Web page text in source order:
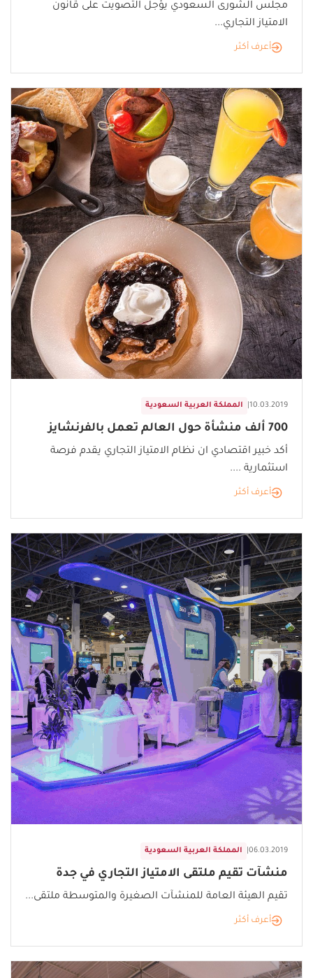
مجلس الشورى السعودي يؤجل التصويت على قانون
الامتياز التجاري...
أعرف أكثر
المملكة العربية السعودية 10.03.2019
700 ألف منشأة حول العالم تعمل بالفرنشايز
أكد خبير اقتصادي ان نظام الامتياز التجاري يقدم فرصة
استثمارية ....
أعرف أكثر
المملكة العربية السعودية 06.03.2019
منشآت تقيم ملتقى الامتياز التجاري في جدة
تقيم الهيئة العامة للمنشآت الصغيرة والمتوسطة ملتقى...
أعرف أكثر